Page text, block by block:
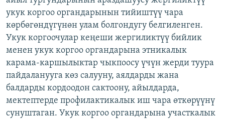
ЫҢГАЙСЫЗ СУРООЛОР
ЭЕ/АРнун бардык сайттары
укук коргоо органдарынын тийиштүү чара
көрбөгөндүгүнөн улам болгондугу белгиленген.
Укук коргоочулар кеңеши жергиликтүү бийлик
менен укук коргоо органдарына этникалык
карама-каршылыктар чыкпоосу үчүн жерди туура
пайдаланууга көз салууну, аялдарды жана
балдарды кордоодон сактоону, айылдарда,
мектептерде профилактикалык иш чара өткөрүүнү
сунуштаган. Укук коргоо органдарына участкалык